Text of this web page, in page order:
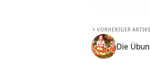
VORHERIGER
Die